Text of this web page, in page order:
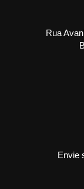
Rua
Envie